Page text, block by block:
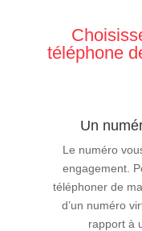
téléphone
Un
Le numéro
engagement.
téléphoner de
d’un numéro
rapport à